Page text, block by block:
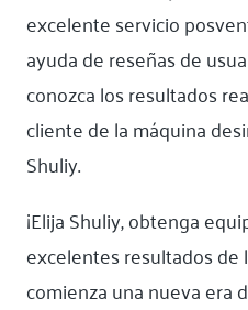
excelente servicio
ayuda de reseñas de
conozca los resultados
cliente de la máquina
Shuliy.
¡Elija Shuliy, obtenga
excelentes resultados de
comienza una nueva era